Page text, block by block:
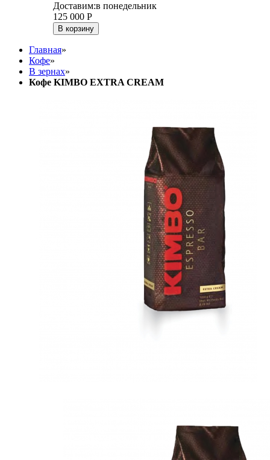
Доставим:в понедельник
125 000 Р
В корзину
Главная»
Кофе»
В зернах»
Кофе KIMBO EXTRA CREAM